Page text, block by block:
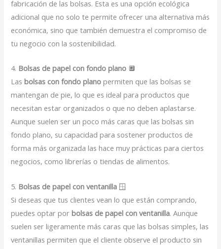
fabricación de las bolsas. Esta es una opción ecológica
adicional que no solo te permite ofrecer una alternativa más
económica, sino que también demuestra el compromiso de
tu negocio con la sostenibilidad.
4. Bolsas de papel con fondo plano 🔲
Lasbolsas con fondo plano permiten que las bolsas se
mantengan de pie, lo que es ideal para productos que
necesitan estar organizados o que no deben aplastarse.
Aunque suelen ser un poco más caras que las bolsas sin
fondo plano, su capacidad para sostener productos de
forma más organizada las hace muy prácticas para ciertos
negocios, como librerías o tiendas de alimentos.
5. Bolsas de papel con ventanilla 🪟
Si deseas que tus clientes vean lo que están comprando,
puedes optar porbolsas de papel con ventanilla. Aunque
suelen ser ligeramente más caras que las bolsas simples, las
ventanillas permiten que el cliente observe el producto sin